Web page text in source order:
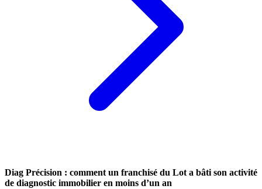
Diag Précision : comment un franchisé du Lot a bâti son activité
de diagnostic immobilier en moins d’un an